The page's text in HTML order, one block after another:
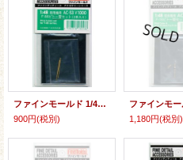
ファインモールド 1/48 F-86用ピトー管
900円(税別)
1,180円(税別)